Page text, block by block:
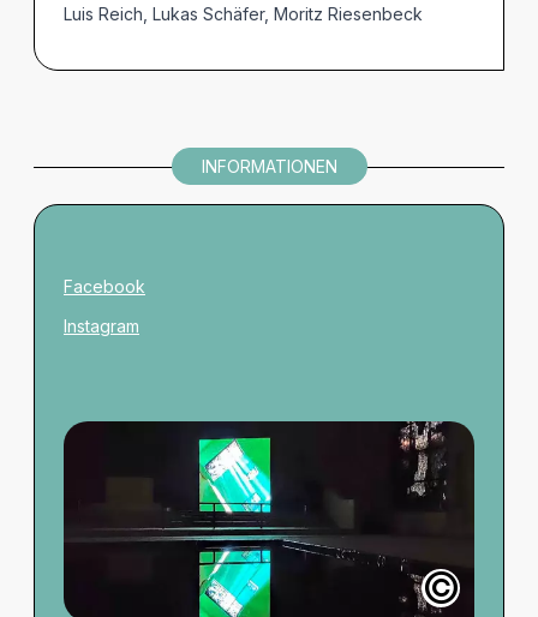
Luis Reich, Lukas Schäfer, Moritz Riesenbeck
INFORMATIONEN
Facebook
Instagram
©